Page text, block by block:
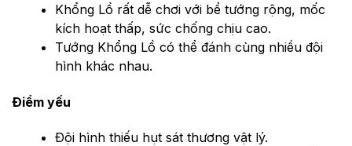
Khổng Lồ rất dễ chơi với bể tướng rộng, mốc
kích hoạt thấp, sức chống chịu cao.
Tướng Khổng Lồ có thể đánh cùng nhiều đội
hình khác nhau.
Điểm yếu
Đội hình thiếu hụt sát thương vật lý.